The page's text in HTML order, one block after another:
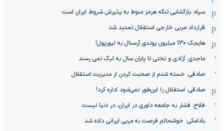
سپاه: بازگشایی تنگه هرمز منوط به پذیرش شروط ایران است
قرارداد مربی خارجی استقلال تمدید شد
هایجک 130 میلیون پوندی آرسنال به لیورپول!
ماجدی: آزادی و تختی تا پایان سال به لیگ نمی رسند
صادقی: خسته شدم از صحبت کردن از مدیریت استقلال
صادقی: استقلال را این‌طور نمی‌شود اداره کرد!
فلاح: فشار به جامعه داوری در ایران، در دنیا نیست
بادامکی: خوشحالم فرصت به مربی ایرانی داده شد